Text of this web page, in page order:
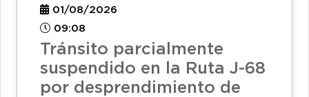
01/08/2026
09:08
Tránsito parcialmente
suspendido en la Ruta J-68
por desprendimiento de